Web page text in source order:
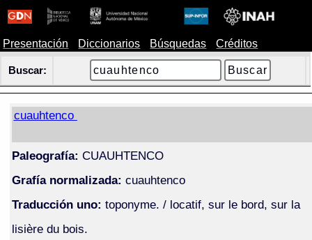
Presentación Diccionarios Búsquedas Créditos
Buscar:
cuauhtenco
Paleografía: CUAUHTENCO
Grafía normalizada: cuauhtenco
Traducción uno: toponyme. / locatif, sur le bord, sur la
lisière du bois.